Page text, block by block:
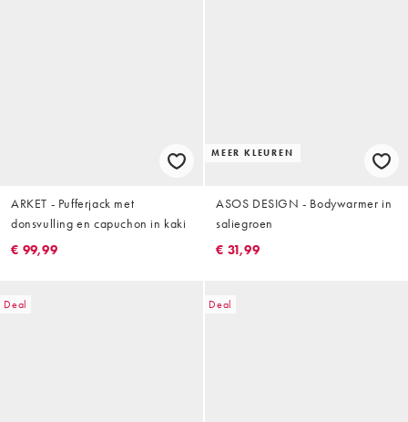
ARKET - Pufferjack met
donsvulling en capuchon in kaki
€ 99,99
MEER KLEUREN
ASOS DESIGN - Bodywarmer in
saliegroen
€ 31,99
Deal Deal